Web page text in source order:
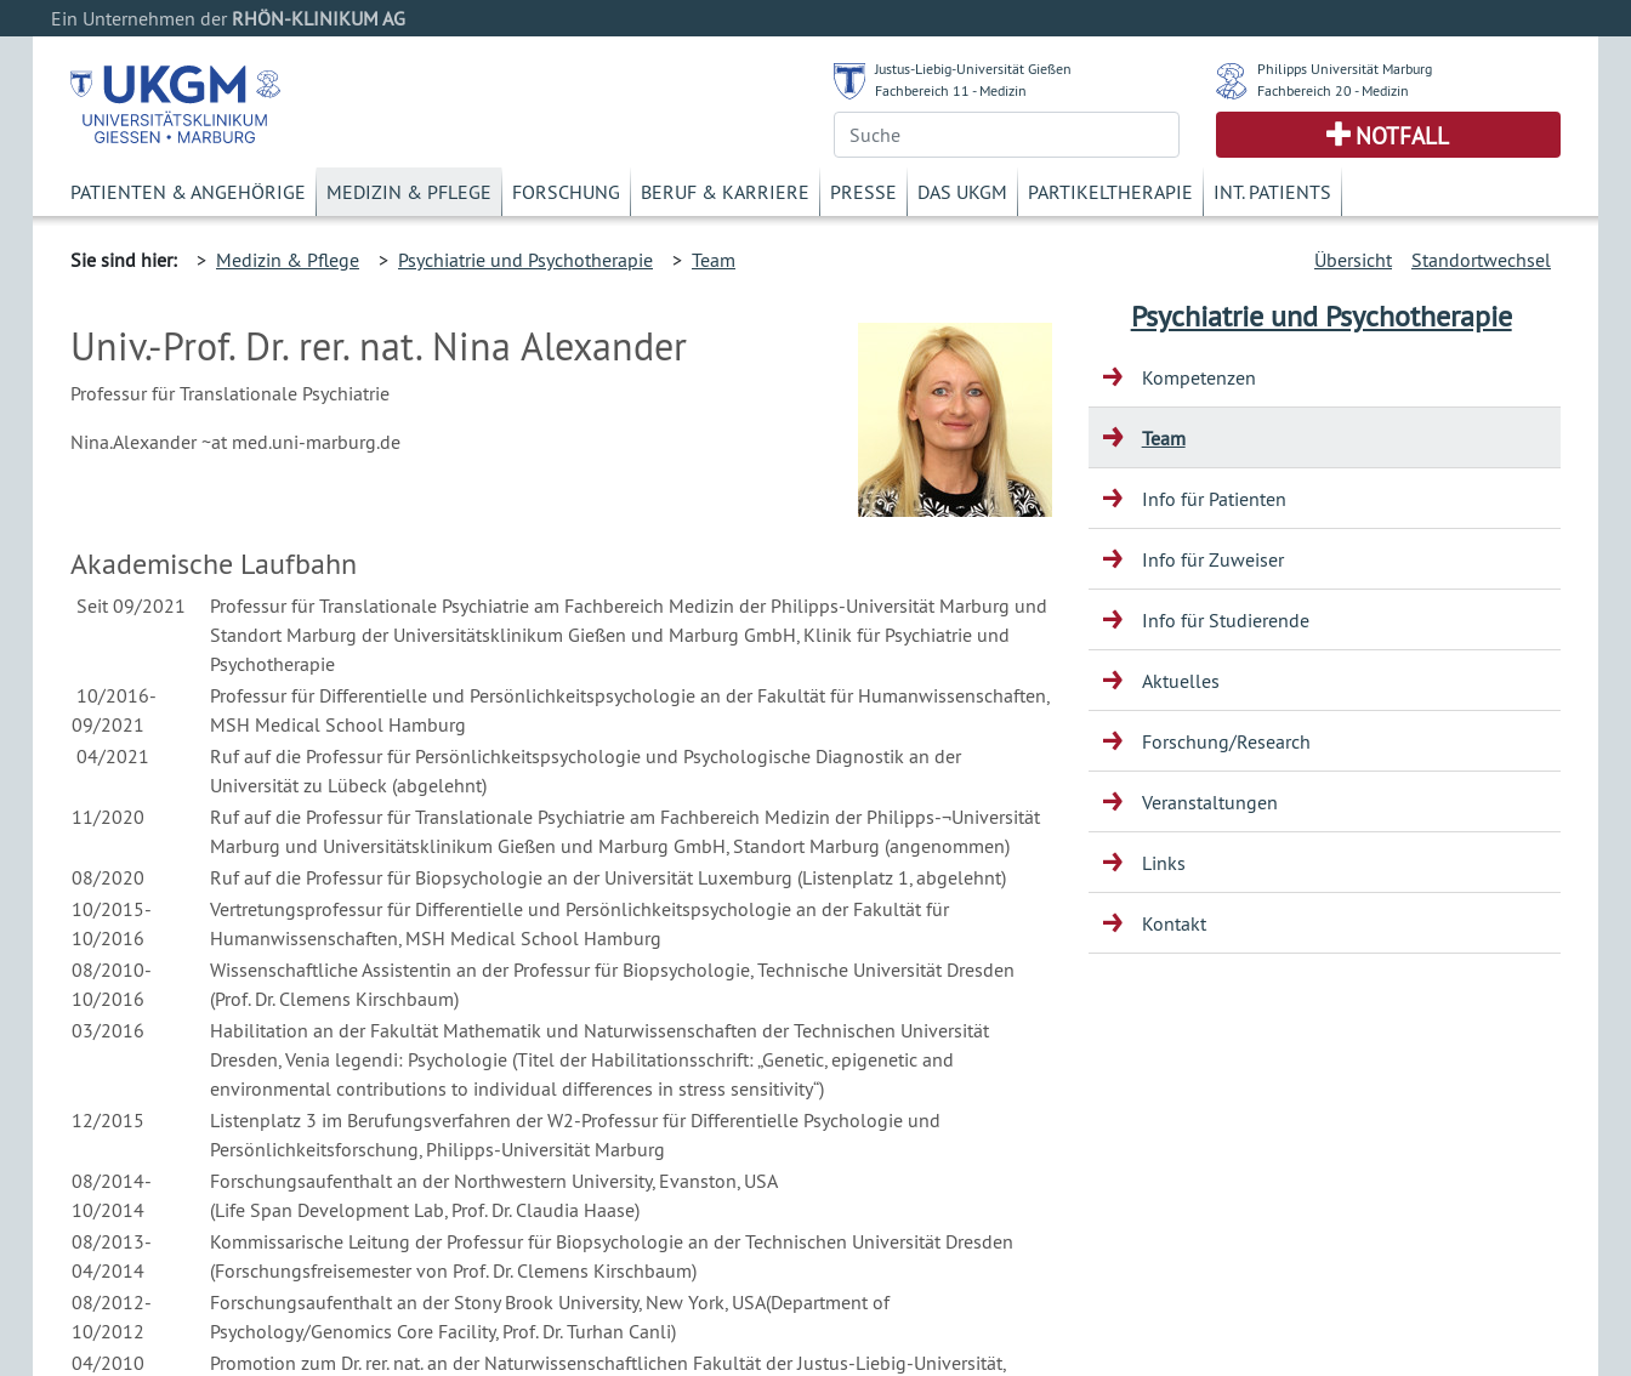
Ein Unternehmen der RHÖN-KLINIKUM AG
Justus-Liebig-Universität Gießen
Fachbereich 11 - Medizin
Philipps Universität Marburg
Fachbereich 20 - Medizin
NOTFALL
PATIENTEN & ANGEHÖRIGE MEDIZIN & PFLEGE FORSCHUNG BERUF & KARRIERE PRESSE DAS UKGM PARTIKELTHERAPIE INT. PATIENTS
Sie sind hier: > Medizin & Pflege > Psychiatrie und Psychotherapie > Team Standortwechsel
Übersicht
Univ.-Prof. Dr. rer. nat. Nina Alexander
Professur für Translationale Psychiatrie
Nina.Alexander ~at med.uni-marburg.de
Akademische Laufbahn
Seit 09/2021
Professur für Translationale Psychiatrie am Fachbereich Medizin der Philipps-Universität Marburg und
Standort Marburg der Universitätsklinikum Gießen und Marburg GmbH, Klinik für Psychiatrie und
Psychotherapie
10/2016-
09/2021
Professur für Differentielle und Persönlichkeitspsychologie an der Fakultät für Humanwissenschaften,
MSH Medical School Hamburg
04/2021
Ruf auf die Professur für Persönlichkeitspsychologie und Psychologische Diagnostik an der
Universität zu Lübeck (abgelehnt)
11/2020
Ruf auf die Professur für Translationale Psychiatrie am Fachbereich Medizin der Philipps-¬Universität
Marburg und Universitätsklinikum Gießen und Marburg GmbH, Standort Marburg (angenommen)
08/2020
Ruf auf die Professur für Biopsychologie an der Universität Luxemburg (Listenplatz 1, abgelehnt)
10/2015-
10/2016
Vertretungsprofessur für Differentielle und Persönlichkeitspsychologie an der Fakultät für
Humanwissenschaften, MSH Medical School Hamburg
08/2010-
10/2016
Wissenschaftliche Assistentin an der Professur für Biopsychologie, Technische Universität Dresden
(Prof. Dr. Clemens Kirschbaum)
03/2016
Habilitation an der Fakultät Mathematik und Naturwissenschaften der Technischen Universität
Dresden, Venia legendi: Psychologie (Titel der Habilitationsschrift: „Genetic, epigenetic and
environmental contributions to individual differences in stress sensitivity“)
12/2015
Listenplatz 3 im Berufungsverfahren der W2-Professur für Differentielle Psychologie und
Persönlichkeitsforschung, Philipps-Universität Marburg
08/2014-
10/2014
Forschungsaufenthalt an der Northwestern University, Evanston, USA
(Life Span Development Lab, Prof. Dr. Claudia Haase)
08/2013-
04/2014
Kommissarische Leitung der Professur für Biopsychologie an der Technischen Universität Dresden
(Forschungsfreisemester von Prof. Dr. Clemens Kirschbaum)
08/2012-
10/2012
Forschungsaufenthalt an der Stony Brook University, New York, USA(Department of
Psychology/Genomics Core Facility, Prof. Dr. Turhan Canli)
04/2010
Promotion zum Dr. rer. nat. an der Naturwissenschaftlichen Fakultät der Justus-Liebig-Universität,
Psychiatrie und Psychotherapie
Kompetenzen
Team
Info für Patienten
Info für Zuweiser
Info für Studierende
Aktuelles
Forschung/Research
Veranstaltungen
Links
Kontakt